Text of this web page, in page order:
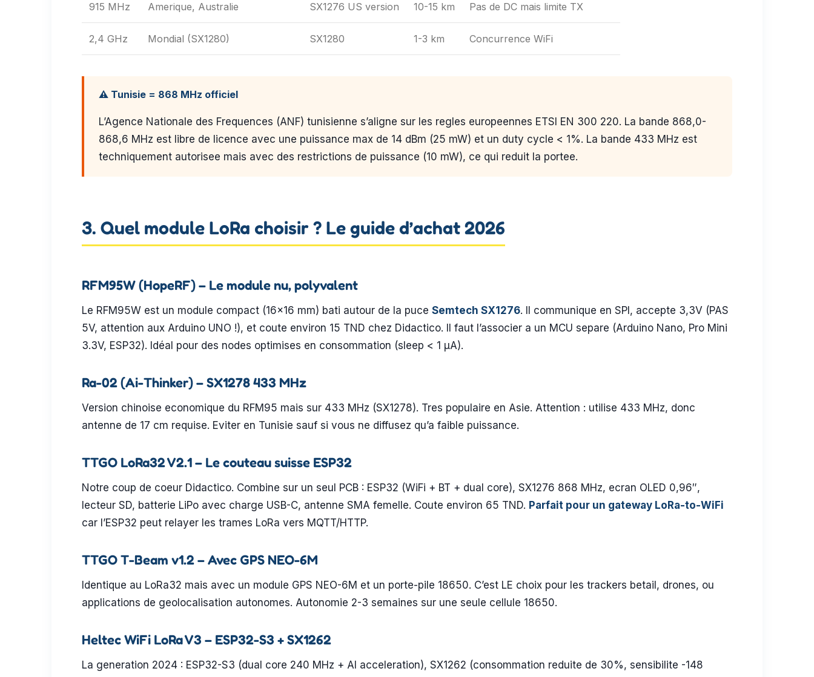
915 MHz Amerique, Australie SX1276 US version 10-15 km Pas de DC mais limite TX
2,4 GHz Mondial (SX1280) SX1280 1-3 km Concurrence WiFi
⚠️ Tunisie = 868 MHz officiel
L’Agence Nationale des Frequences (ANF) tunisienne s’aligne sur les regles europeennes ETSI EN 300 220. La bande 868,0-
868,6 MHz est libre de licence avec une puissance max de 14 dBm (25 mW) et un duty cycle < 1%. La bande 433 MHz est
techniquement autorisee mais avec des restrictions de puissance (10 mW), ce qui reduit la portee.
3. Quel module LoRa choisir ? Le guide d’achat 2026
RFM95W (HopeRF) – Le module nu, polyvalent
Le RFM95W est un module compact (16×16 mm) bati autour de la puce Semtech SX1276. Il communique en SPI, accepte 3,3V (PAS
5V, attention aux Arduino UNO !), et coute environ 15 TND chez Didactico. Il faut l’associer a un MCU separe (Arduino Nano, Pro Mini
3.3V, ESP32). Idéal pour des nodes optimises en consommation (sleep < 1 µA).
Ra-02 (Ai-Thinker) – SX1278 433 MHz
Version chinoise economique du RFM95 mais sur 433 MHz (SX1278). Tres populaire en Asie. Attention : utilise 433 MHz, donc
antenne de 17 cm requise. Eviter en Tunisie sauf si vous ne diffusez qu’a faible puissance.
TTGO LoRa32 V2.1 – Le couteau suisse ESP32
Notre coup de coeur Didactico. Combine sur un seul PCB : ESP32 (WiFi + BT + dual core), SX1276 868 MHz, ecran OLED 0,96″,
lecteur SD, batterie LiPo avec charge USB-C, antenne SMA femelle. Coute environ 65 TND. Parfait pour un gateway LoRa-to-WiFi
car l’ESP32 peut relayer les trames LoRa vers MQTT/HTTP.
TTGO T-Beam v1.2 – Avec GPS NEO-6M
Identique au LoRa32 mais avec un module GPS NEO-6M et un porte-pile 18650. C’est LE choix pour les trackers betail, drones, ou
applications de geolocalisation autonomes. Autonomie 2-3 semaines sur une seule cellule 18650.
Heltec WiFi LoRa V3 – ESP32-S3 + SX1262
La generation 2024 : ESP32-S3 (dual core 240 MHz + AI acceleration), SX1262 (consommation reduite de 30%, sensibilite -148